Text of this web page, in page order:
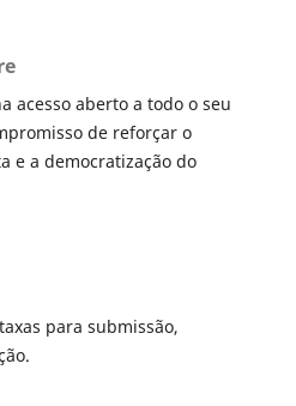
acesso aberto a todo o seu
de reforçar o
e a democratização do
para submissão,